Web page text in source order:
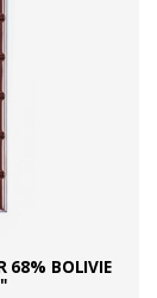
68% BOLIVIE